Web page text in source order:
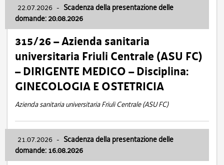
22.07.2026 - Scadenza della presentazione delle
domande: 20.08.2026
315/26 – Azienda sanitaria
universitaria Friuli Centrale (ASU FC)
– DIRIGENTE MEDICO – Disciplina:
GINECOLOGIA E OSTETRICIA
Azienda sanitaria universitaria Friuli Centrale (ASU FC)
21.07.2026 - Scadenza della presentazione delle
domande: 16.08.2026